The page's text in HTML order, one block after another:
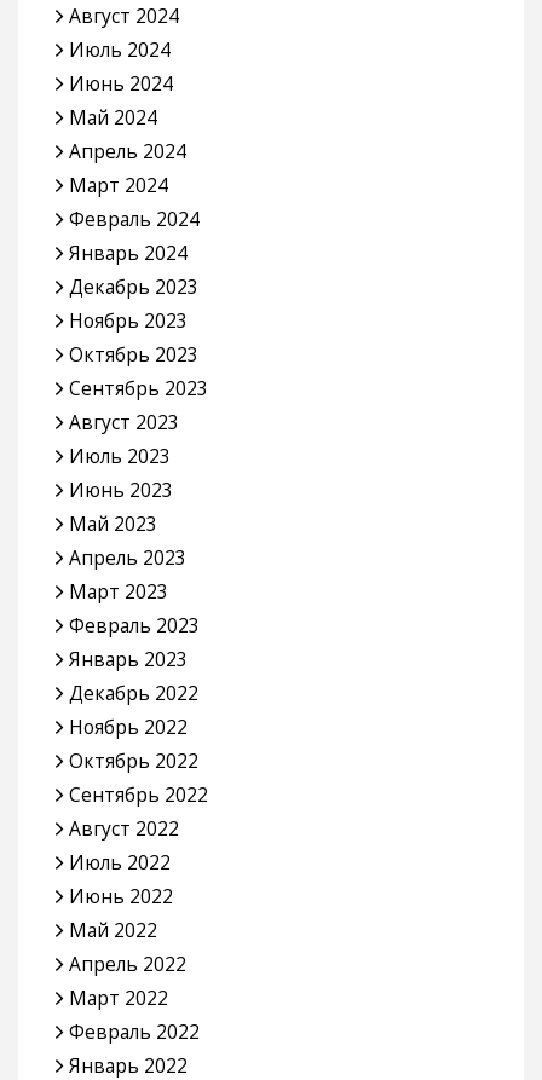
Август 2024
Июль 2024
Июнь 2024
Май 2024
Апрель 2024
Март 2024
Февраль 2024
Январь 2024
Декабрь 2023
Ноябрь 2023
Октябрь 2023
Сентябрь 2023
Август 2023
Июль 2023
Июнь 2023
Май 2023
Апрель 2023
Март 2023
Февраль 2023
Январь 2023
Декабрь 2022
Ноябрь 2022
Октябрь 2022
Сентябрь 2022
Август 2022
Июль 2022
Июнь 2022
Май 2022
Апрель 2022
Март 2022
Февраль 2022
Январь 2022